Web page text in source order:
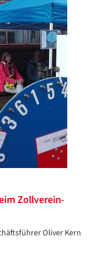
Zollverein-
Oliver Kern